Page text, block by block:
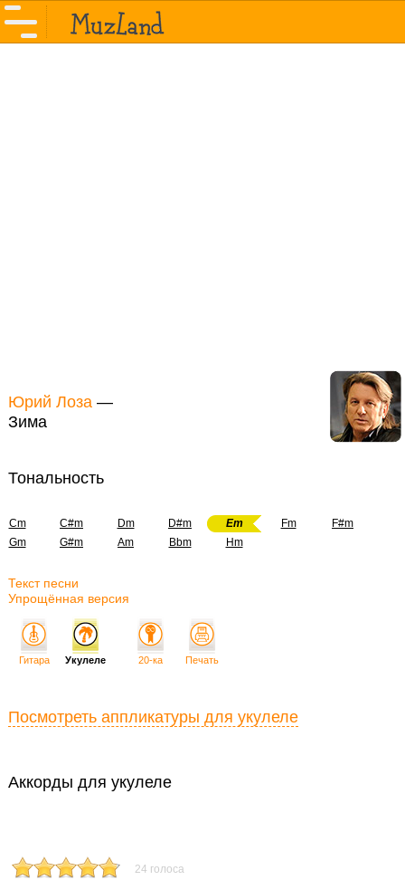
Юрий Лоза —
Зима
Тональность
Cm C#m Dm D#m Em Fm
F#m
Gm
G#m Am Bbm Hm
Текст песни
Упрощённая версия
Аккорды для укулеле
24 голоса
Гитара Укулеле 20-ка Печать
Посмотреть аппликатуры для укулеле